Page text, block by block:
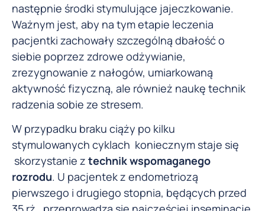
następnie środki stymulujące jajeczkowanie.
Ważnym jest, aby na tym etapie leczenia
pacjentki zachowały szczególną dbałość o
siebie poprzez zdrowe odżywianie,
zrezygnowanie z nałogów, umiarkowaną
aktywność fizyczną, ale również naukę technik
radzenia sobie ze stresem.
W przypadku braku ciąży po kilku
stymulowanych cyklach koniecznym staje się
skorzystanie z technik wspomaganego
rozrodu. U pacjentek z endometriozą
pierwszego i drugiego stopnia, będących przed